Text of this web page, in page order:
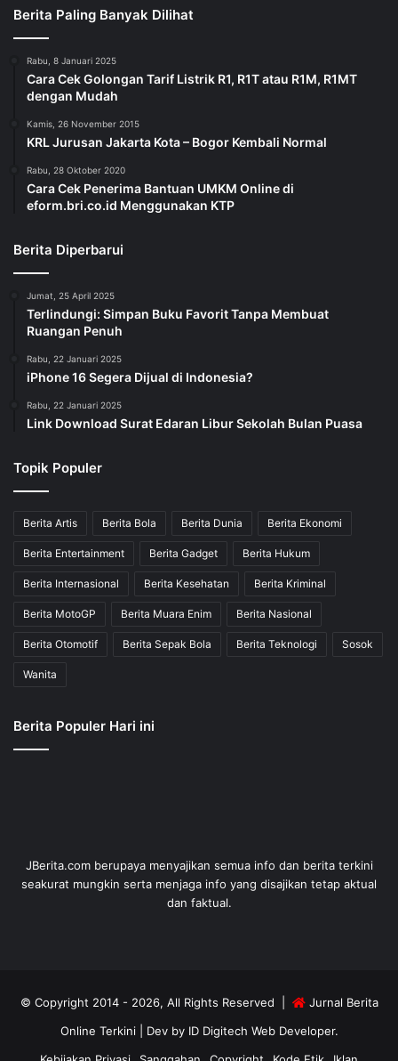
Berita Paling Banyak Dilihat
Rabu, 8 Januari 2025
Cara Cek Golongan Tarif Listrik R1, R1T atau R1M, R1MT
dengan Mudah
Kamis, 26 November 2015
KRL Jurusan Jakarta Kota – Bogor Kembali Normal
Rabu, 28 Oktober 2020
Cara Cek Penerima Bantuan UMKM Online di
eform.bri.co.id Menggunakan KTP
Berita Diperbarui
Jumat, 25 April 2025
Terlindungi: Simpan Buku Favorit Tanpa Membuat
Ruangan Penuh
Rabu, 22 Januari 2025
iPhone 16 Segera Dijual di Indonesia?
Rabu, 22 Januari 2025
Link Download Surat Edaran Libur Sekolah Bulan Puasa
Topik Populer
Berita Artis Berita Bola Berita Dunia Berita Ekonomi
Berita Entertainment Berita Gadget Berita Hukum
Berita Internasional Berita Kesehatan Berita Kriminal
Berita MotoGP Berita Muara Enim Berita Nasional
Berita Otomotif Berita Sepak Bola Berita Teknologi Sosok
Wanita
Berita Populer Hari ini
JBerita.com berupaya menyajikan semua info dan berita terkini
seakurat mungkin serta menjaga info yang disajikan tetap aktual
dan faktual.
© Copyright 2014 - 2026, All Rights Reserved |
Jurnal Berita
Online Terkini| Dev by ID Digitech Web Developer.